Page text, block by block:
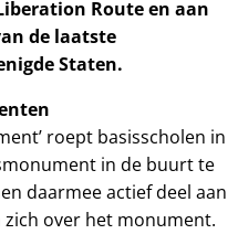
Route en aan
de laatste
Staten.
roept basisscholen in
in de buurt te
daarmee actief deel aan
over het monument.